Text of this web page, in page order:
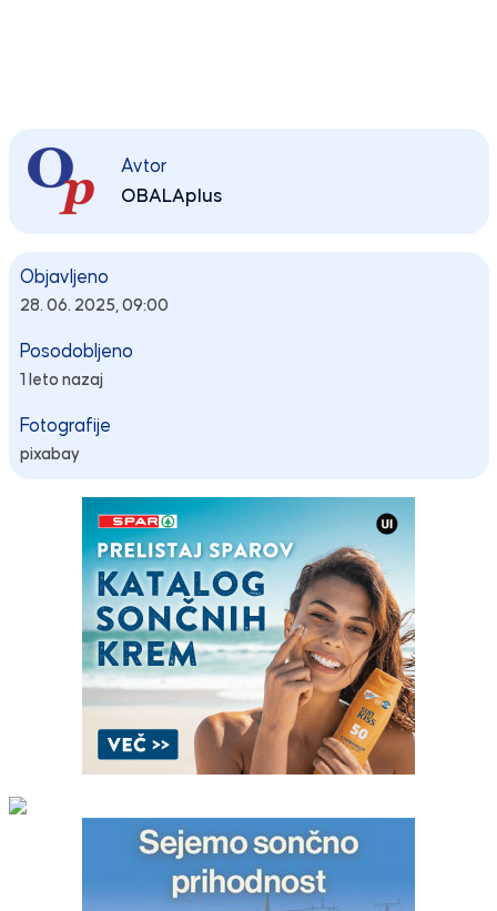
Avtor
OBALAplus
Objavljeno
28. 06. 2025, 09:00
Posodobljeno
1 leto nazaj
Fotografije
pixabay